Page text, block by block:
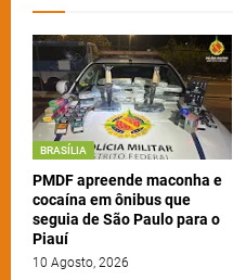
BRASÍLIA
PMDF apreende maconha e
cocaína em ônibus que
seguia de São Paulo para o
Piauí
10 Agosto, 2026